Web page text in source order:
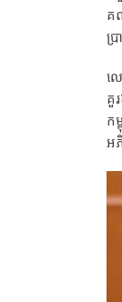
គ
ប្
ល
គួ
ក
អ